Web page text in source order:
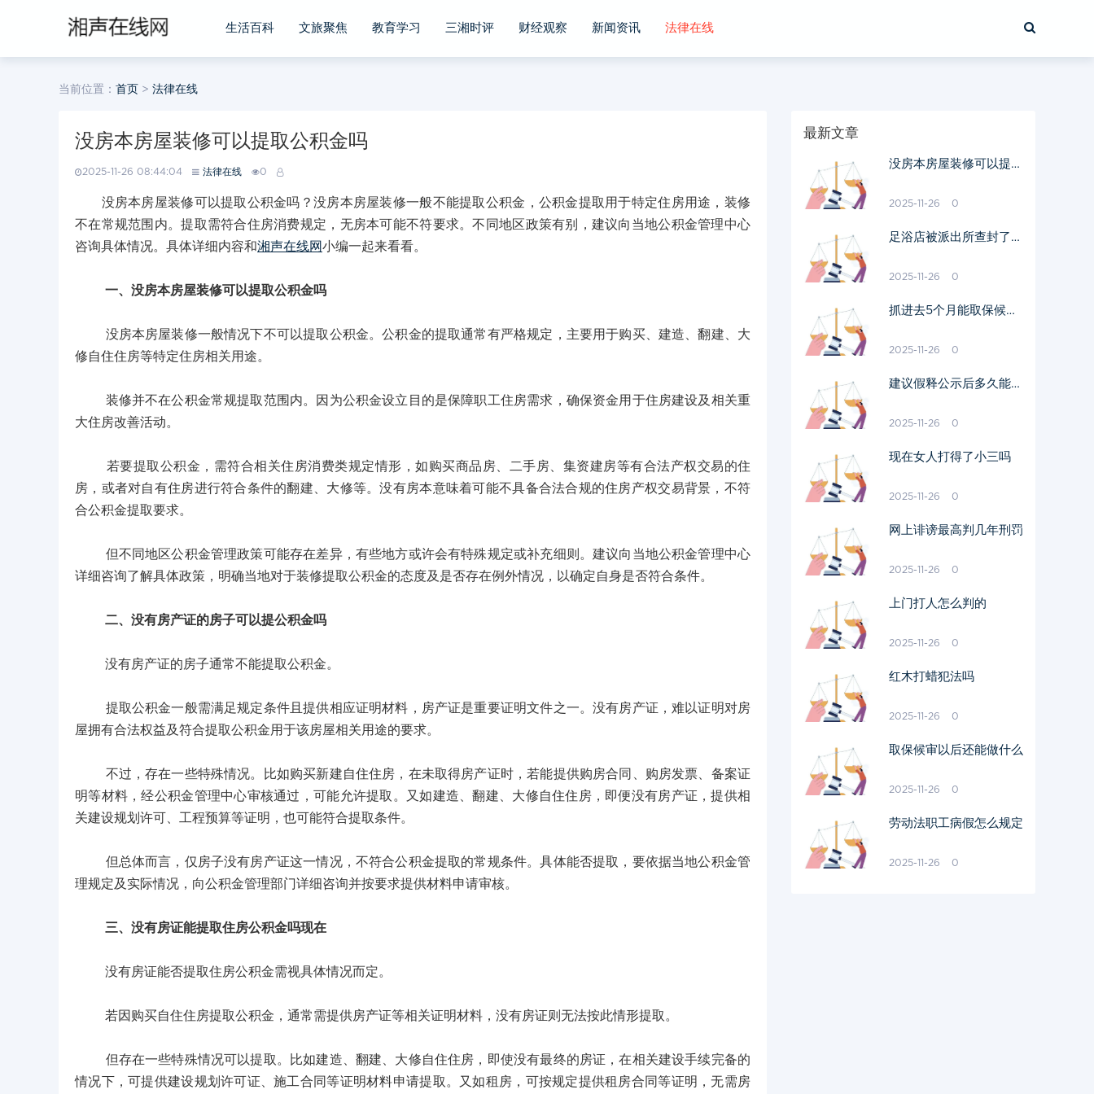
生活百科 文旅聚焦 教育学习 三湘时评 财经观察 新闻资讯 法律在线
当前位置： 首页 > 法律在线
没房本房屋装修可以提取公积金吗
2025-11-26 08:44:04 法律在线 0
没房本房屋装修可以提取公积金吗？没房本房屋装修一般不能提取公积金，公积金提取用于特定住房用途，装修
不在常规范围内。提取需符合住房消费规定，无房本可能不符要求。不同地区政策有别，建议向当地公积金管理中心
咨询具体情况。具体详细内容和湘声在线网小编一起来看看。
一、没房本房屋装修可以提取公积金吗
没房本房屋装修一般情况下不可以提取公积金。公积金的提取通常有严格规定，主要用于购买、建造、翻建、大
修自住住房等特定住房相关用途。
装修并不在公积金常规提取范围内。因为公积金设立目的是保障职工住房需求，确保资金用于住房建设及相关重
大住房改善活动。
若要提取公积金，需符合相关住房消费类规定情形，如购买商品房、二手房、集资建房等有合法产权交易的住
房，或者对自有住房进行符合条件的翻建、大修等。没有房本意味着可能不具备合法合规的住房产权交易背景，不符
合公积金提取要求。
但不同地区公积金管理政策可能存在差异，有些地方或许会有特殊规定或补充细则。建议向当地公积金管理中心
详细咨询了解具体政策，明确当地对于装修提取公积金的态度及是否存在例外情况，以确定自身是否符合条件。
二、没有房产证的房子可以提公积金吗
没有房产证的房子通常不能提取公积金。
提取公积金一般需满足规定条件且提供相应证明材料，房产证是重要证明文件之一。没有房产证，难以证明对房
屋拥有合法权益及符合提取公积金用于该房屋相关用途的要求。
不过，存在一些特殊情况。比如购买新建自住住房，在未取得房产证时，若能提供购房合同、购房发票、备案证
明等材料，经公积金管理中心审核通过，可能允许提取。又如建造、翻建、大修自住住房，即便没有房产证，提供相
关建设规划许可、工程预算等证明，也可能符合提取条件。
但总体而言，仅房子没有房产证这一情况，不符合公积金提取的常规条件。具体能否提取，要依据当地公积金管
理规定及实际情况，向公积金管理部门详细咨询并按要求提供材料申请审核。
三、没有房证能提取住房公积金吗现在
没有房证能否提取住房公积金需视具体情况而定。
若因购买自住住房提取公积金，通常需提供房产证等相关证明材料，没有房证则无法按此情形提取。
但存在一些特殊情况可以提取。比如建造、翻建、大修自住住房，即使没有最终的房证，在相关建设手续完备的
情况下，可提供建设规划许可证、施工合同等证明材料申请提取。又如租房，可按规定提供租房合同等证明，无需房
最新文章
没房本房屋装修可以提取
2025-11-26 0
足浴店被派出所查封了还
2025-11-26 0
抓进去5个月能取保候审
2025-11-26 0
建议假释公示后多久能出
2025-11-26 0
现在女人打得了小三吗
2025-11-26 0
网上诽谤最高判几年刑罚
2025-11-26 0
上门打人怎么判的
2025-11-26 0
红木打蜡犯法吗
2025-11-26 0
取保候审以后还能做什么
2025-11-26 0
劳动法职工病假怎么规定
2025-11-26 0